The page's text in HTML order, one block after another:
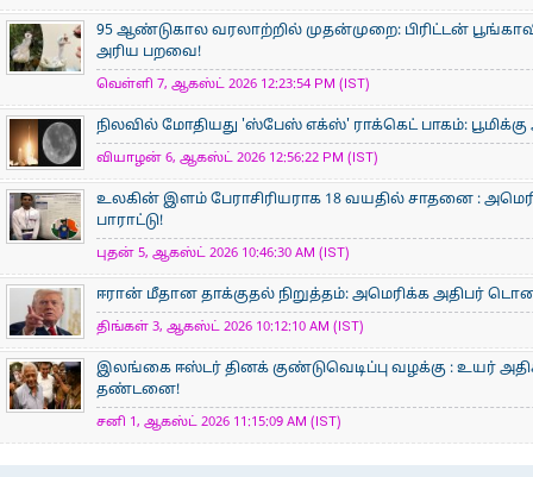
95 ஆண்டுகால வரலாற்றில் முதன்முறை: பிரிட்டன்
அரிய பறவை!
வெள்ளி 7, ஆகஸ்ட் 2026 12:23:54 PM (IST)
நிலவில் மோதியது 'ஸ்பேஸ் எக்ஸ்' ராக்கெட் பாகம்:
வியாழன் 6, ஆகஸ்ட் 2026 12:56:22 PM (IST)
உலகின் இளம் பேராசிரிய​ராக 18 வயதில் சாதனை :
பாராட்டு!
புதன் 5, ஆகஸ்ட் 2026 10:46:30 AM (IST)
ஈரான் மீதான தாக்குதல் நிறுத்தம்: அமெரிக்க அதிபர்
திங்கள் 3, ஆகஸ்ட் 2026 10:12:10 AM (IST)
இலங்கை ஈஸ்டர் தினக் குண்டுவெடிப்பு வழக்கு : உயர்
தண்டனை!
சனி 1, ஆகஸ்ட் 2026 11:15:09 AM (IST)